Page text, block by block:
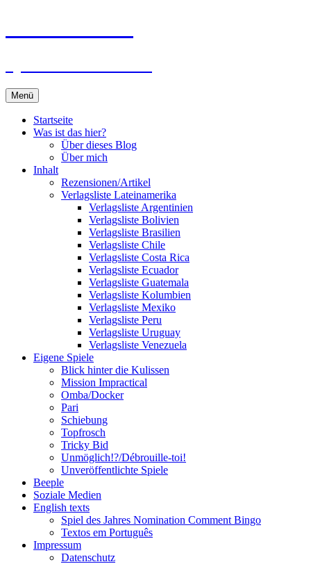
Menü
Startseite
Was ist das hier?
Über dieses Blog
Über mich
Inhalt
Rezensionen/Artikel
Verlagsliste Lateinamerika
Verlagsliste Argentinien
Verlagsliste Bolivien
Verlagsliste Brasilien
Verlagsliste Chile
Verlagsliste Costa Rica
Verlagsliste Ecuador
Verlagsliste Guatemala
Verlagsliste Kolumbien
Verlagsliste Mexiko
Verlagsliste Peru
Verlagsliste Uruguay
Verlagsliste Venezuela
Eigene Spiele
Blick hinter die Kulissen
Mission Impractical
Omba/Docker
Pari
Schiebung
Topfrosch
Tricky Bid
Unmöglich!?/Débrouille-toi!
Unveröffentlichte Spiele
Beeple
Soziale Medien
English texts
Spiel des Jahres Nomination Comment Bingo
Textos em Português
Impressum
Datenschutz